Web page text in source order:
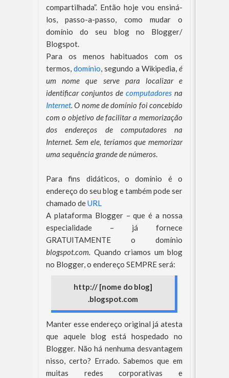
compartilhada”. Então hoje vou ensiná-
los, passo-a-passo, como mudar o
domínio do seu blog no Blogger/
Blogspot.
Para os menos habituados com os
termos, domínio, segundo a Wikipedia, é
um nome que serve para localizar e
identificar conjuntos de computadores na
Internet. O nome de domínio foi concebido
com o objetivo de facilitar a memorização
dos endereços de computadores na
Internet. Sem ele, teríamos que memorizar
uma sequência grande de números.
Para fins didáticos, o domínio é o
endereço do seu blog e também pode ser
chamado deURL
A plataforma Blogger – que é a nossa
especialidade – já fornece
GRATUITAMENTE o domínio
blogspot.com. Quando criamos um blog
no Blogger, o endereço SEMPRE será:
http:// [nome do blog]
.blogspot.com
Manter esse endereço original já atesta
que aquele blog está hospedado no
Blogger. Não há nenhuma desvantagem
nisso, certo? Errado. Sabemos que em
muitas redes corporativas e